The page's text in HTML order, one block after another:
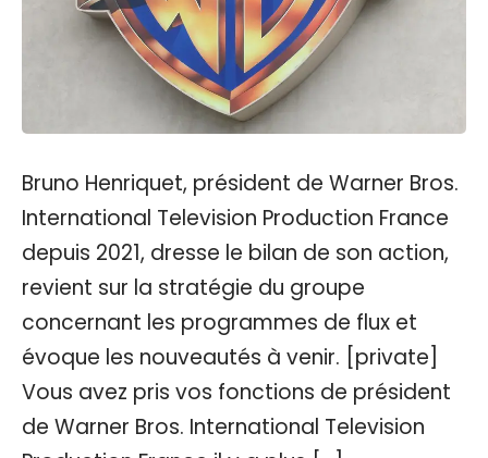
Bruno Henriquet, président de Warner Bros.
International Television Production France
depuis 2021, dresse le bilan de son action,
revient sur la stratégie du groupe
concernant les programmes de flux et
évoque les nouveautés à venir. [private]
Vous avez pris vos fonctions de président
de Warner Bros. International Television